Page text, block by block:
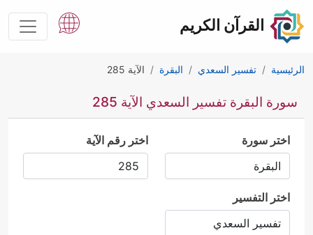
القرآن الكريم
الرئيسية تفسير السعدي البقرة الآية 285
سورة البقرة تفسير السعدي الآية 285
اختر سورة اختر رقم الآية
اختر التفسير